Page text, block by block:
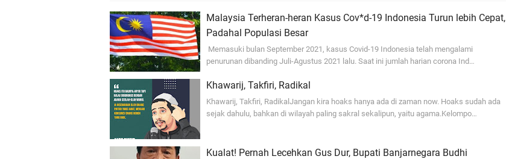
Malaysia Terheran-heran Kasus Cov*d-19 Indonesia Turun lebih Cepat,
Padahal Populasi Besar
Memasuki bulan September 2021, kasus Covid-19 Indonesia telah mengalami
penurunan dibanding Juli-Agustus 2021 lalu. Saat ini jumlah harian corona Ind…
Khawarij, Takfiri, Radikal
Khawarij, Takfiri, RadikalJangan kira hoaks hanya ada di zaman now. Hoaks sudah ada
sejak dahulu, bahkan di wilayah paling sakral sekalipun, yaitu agama.Kelompo…
Kualat! Pernah Lecehkan Gus Dur, Bupati Banjarnegara Budhi